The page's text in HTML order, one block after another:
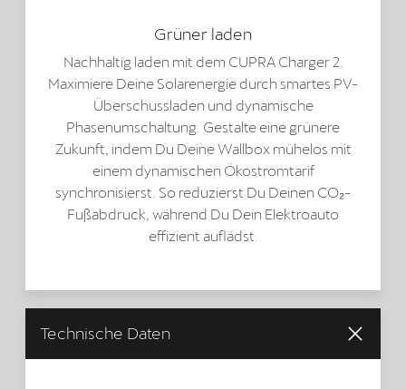
Grüner laden
Nachhaltig laden mit dem CUPRA Charger 2.
Maximiere Deine Solarenergie durch smartes PV-
Überschussladen und dynamische
Phasenumschaltung. Gestalte eine grünere
Zukunft, indem Du Deine Wallbox mühelos mit
einem dynamischen Ökostromtarif
synchronisierst. So reduzierst Du Deinen CO₂-
Fußabdruck, während Du Dein Elektroauto
effizient auflädst.
Technische Daten